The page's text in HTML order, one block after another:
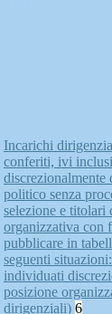
Incarichi
conferiti, ivi
politico senza
selezione e titolari
organizzativa con
pubblicare in
seguenti
individuati
posizione
dirigenziali) 6